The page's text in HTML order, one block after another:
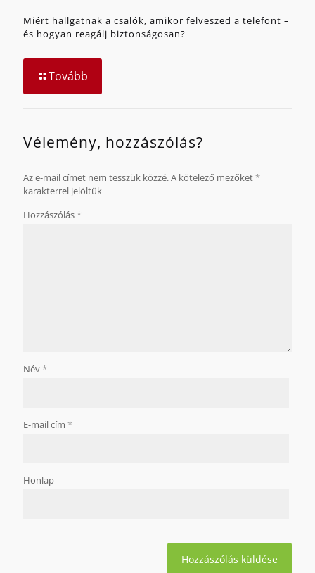
Miért hallgatnak a csalók, amikor felveszed a telefont –
és hogyan reagálj biztonságosan?
Tovább
Vélemény, hozzászólás?
Az e-mail címet nem tesszük közzé.A kötelező mezőket*
karakterrel jelöltük
Hozzászólás*
Név*
E-mail cím *
Honlap